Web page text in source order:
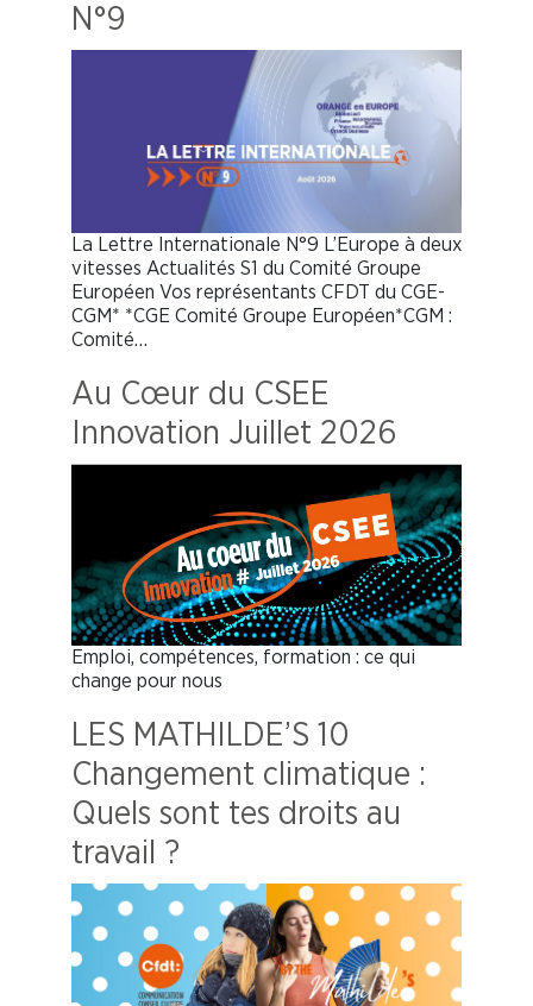
N°9
La Lettre Internationale N°9 L’Europe à deux
vitesses Actualités S1 du Comité Groupe
Européen Vos représentants CFDT du CGE-
CGM* *CGE Comité Groupe Européen*CGM :
Comité…
Au Cœur du CSEE
Innovation Juillet 2026
Emploi, compétences, formation : ce qui
change pour nous
LES MATHILDE’S 10
Changement climatique :
Quels sont tes droits au
travail ?